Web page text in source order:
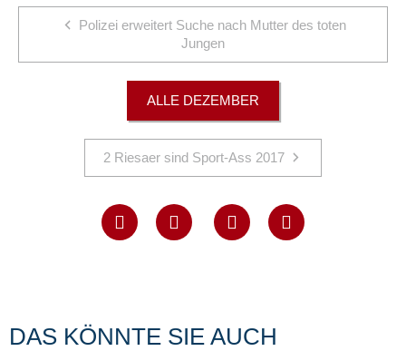
Polizei erweitert Suche nach Mutter des toten
Jungen
ALLE DEZEMBER
2 Riesaer sind Sport-Ass 2017
DAS KÖNNTE SIE AUCH